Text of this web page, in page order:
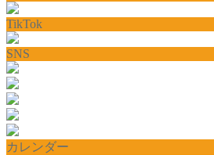
TikTok
SNS
カレンダー